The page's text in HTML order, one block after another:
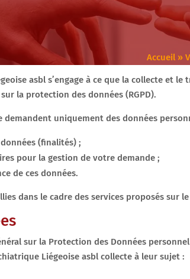
Accueil »
asbl s’engage à ce que la collecte et
la protection des données (RGPD).
uniquement des données
(finalités) ;
pour la gestion de votre demande ;
de ces données.
dans le cadre des services proposés sur
sur la Protection des Données
Liégeoise asbl collecte à leur sujet :